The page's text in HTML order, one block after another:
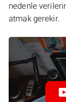
nedenle
atmak gerekir.